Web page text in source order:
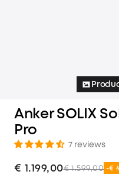
Anker SOLIX
Pro
7 reviews
€ 1.199,00€ 1.599,00 -€